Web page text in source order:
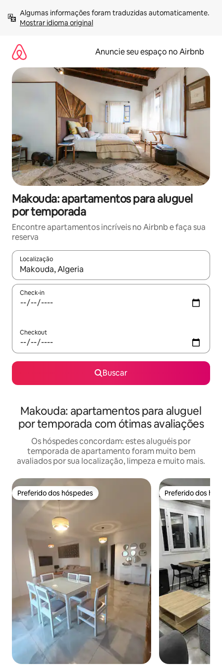
para
Mostrar idioma original
Anuncie seu espaço no Airbnb
Makouda: apartamentos para aluguel
por temporada
Encontre apartamentos incríveis no Airbnb e faça sua
reserva
Localização
Quando os resultados estiverem disponíveis, explore-os
Check-in
Checkout
Buscar
Makouda: apartamentos para aluguel
por temporada com ótimas avaliações
Os hóspedes concordam: estes aluguéis por
temporada de apartamento foram muito bem
avaliados por sua localização, limpeza e muito mais.
Preferido dos hóspedes
Preferido dos hóspedes Preferido dos
Preferido dos